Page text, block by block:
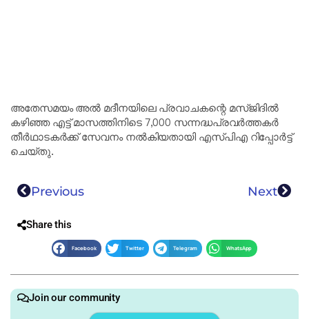
അതേസമയം അൽ മദീനയിലെ പ്രവാചകന്റെ മസ്ജിദിൽ
കഴിഞ്ഞ എട്ട് മാസത്തിനിടെ 7,000 സന്നദ്ധപ്രവർത്തകർ
തീർഥാടകർക്ക് സേവനം നൽകിയതായി എസ്പിഎ റിപ്പോർട്ട്
ചെയ്തു.
Previous Next
Share this
Facebook Twitter Telegram WhatsApp
Join our community